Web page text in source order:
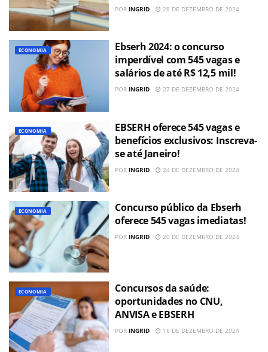
POR INGRID 28 DE DEZEMBRO DE 2024
ECONOMIA
Ebserh 2024: o concurso
imperdível com 545 vagas e
salários de até R$ 12,5 mil!
POR INGRID 27 DE DEZEMBRO DE 2024
ECONOMIA
EBSERH oferece 545 vagas e
benefícios exclusivos: Inscreva-
se até Janeiro!
POR INGRID 24 DE DEZEMBRO DE 2024
ECONOMIA
Concurso público da Ebserh
oferece 545 vagas imediatas!
POR INGRID 20 DE DEZEMBRO DE 2024
ECONOMIA
Concursos da saúde:
oportunidades no CNU,
ANVISA e EBSERH
POR INGRID 16 DE DEZEMBRO DE 2024